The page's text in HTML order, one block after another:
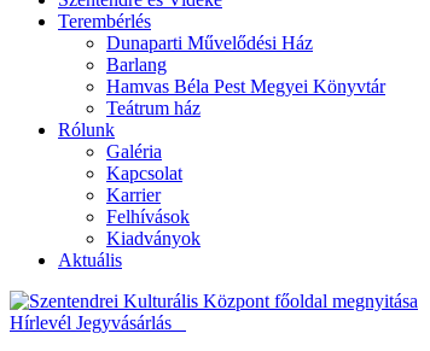
Terembérlés
Dunaparti Művelődési Ház
Barlang
Hamvas Béla Pest Megyei Könyvtár
Teátrum ház
Rólunk
Galéria
Kapcsolat
Karrier
Felhívások
Kiadványok
Aktuális
Hírlevél Jegyvásárlás